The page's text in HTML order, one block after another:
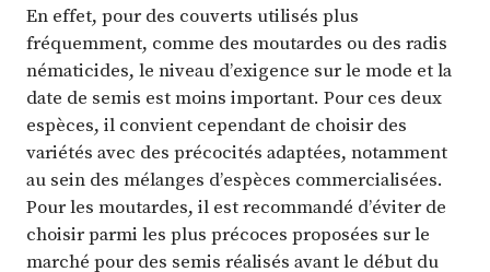
En effet, pour des couverts utilisés plus
fréquemment, comme des moutardes ou des radis
nématicides, le niveau d’exigence sur le mode et la
date de semis est moins important. Pour ces deux
espèces, il convient cependant de choisir des
variétés avec des précocités adaptées, notamment
au sein des mélanges d’espèces commercialisées.
Pour les moutardes, il est recommandé d’éviter de
choisir parmi les plus précoces proposées sur le
marché pour des semis réalisés avant le début du